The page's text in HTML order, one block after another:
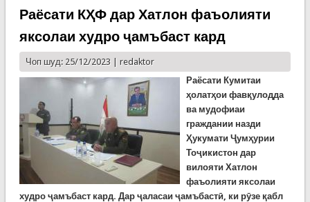
Раёсати КҲФ дар Хатлон фаъолияти
яксолаи худро ҷамъбаст кард
Чоп шуд: 25/12/2023 | redaktor
Раёсати Кумитаи
ҳолатҳои фавқулодда
ва мудофиаи
граждании назди
Ҳукумати Ҷумҳурии
Тоҷикистон дар
вилояти Хатлон
фаъолияти яксолаи
худро ҷамъбаст кард. Дар ҷаласаи ҷамъбастӣ, ки рӯзе қабл